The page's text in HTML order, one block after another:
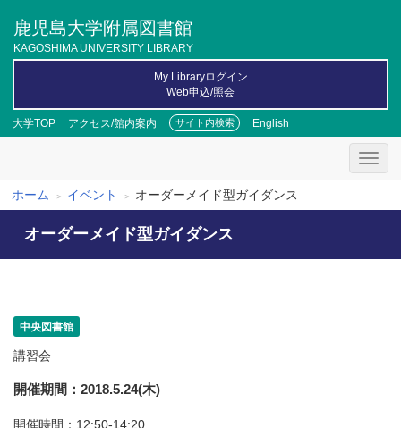
ツ
鹿児島大学附属図書館
KAGOSHIMA UNIVERSITY LIBRARY
大学TOP アクセス/館内案内 サイト内検索 English
My Libraryログイン
Web申込/照会
パ
ン
ホーム イベント オーダーメイド型ガイダンス
オーダーメイド型ガイダンス
中央図書館
講習会
開催期間 2018.5.24(木)
開催時間：12:50-14:20